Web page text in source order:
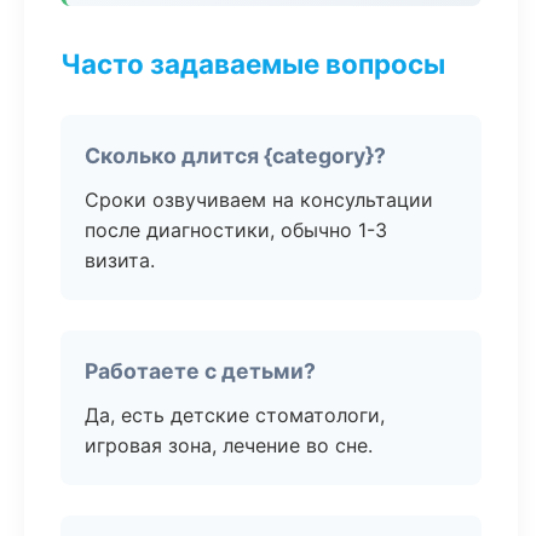
Часто задаваемые вопросы
Сколько длится {category}?
Сроки озвучиваем на консультации
после диагностики, обычно 1-3
визита.
Работаете с детьми?
Да, есть детские стоматологи,
игровая зона, лечение во сне.